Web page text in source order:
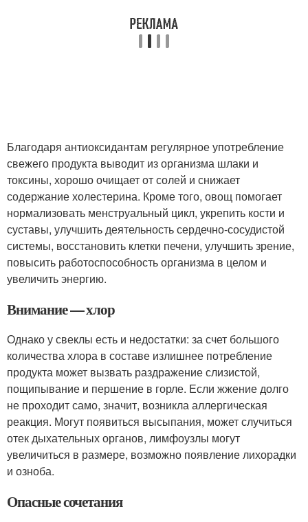
Благодаря антиоксидантам регулярное употребление
свежего продукта выводит из организма шлаки и
токсины, хорошо очищает от солей и снижает
содержание холестерина. Кроме того, овощ помогает
нормализовать менструальный цикл, укрепить кости и
суставы, улучшить деятельность сердечно-сосудистой
системы, восстановить клетки печени, улучшить зрение,
повысить работоспособность организма в целом и
увеличить энергию.
Внимание — хлор
Однако у свеклы есть и недостатки: за счет большого
количества хлора в составе излишнее потребление
продукта может вызвать раздражение слизистой,
пощипывание и першение в горле. Если жжение долго
не проходит само, значит, возникла аллергическая
реакция. Могут появиться высыпания, может случиться
отек дыхательных органов, лимфоузлы могут
увеличиться в размере, возможно появление лихорадки
и озноба.
Опасные сочетания